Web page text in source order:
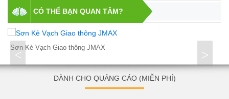
CÓ THỂ BẠN QUAN TÂM?
Sơn Kẻ Vạch Giao thông JMAX
< >
DÀNH CHO QUẢNG CÁO (MIỄN PHÍ)